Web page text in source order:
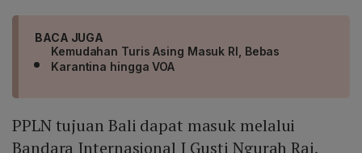
BACA JUGA
Kemudahan Turis Asing Masuk RI, Bebas
Karantina hingga VOA
PPLN tujuan Bali dapat masuk melalui
Bandara Internasional I Gusti Ngurah Rai,